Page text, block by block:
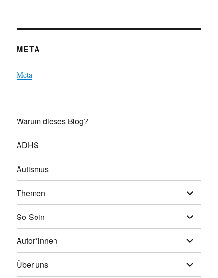
META
Meta
Warum dieses Blog?
ADHS
Autismus
Themen
öffnen
So-Sein
öffnen
Autor*innen
öffnen
Über uns
öffnen